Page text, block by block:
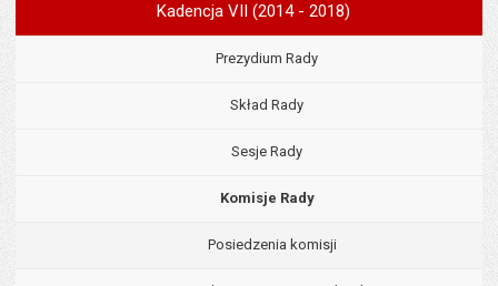
Kadencja VII (2014 - 2018)
Prezydium Rady
Skład Rady
Sesje Rady
Komisje Rady
Posiedzenia komisji